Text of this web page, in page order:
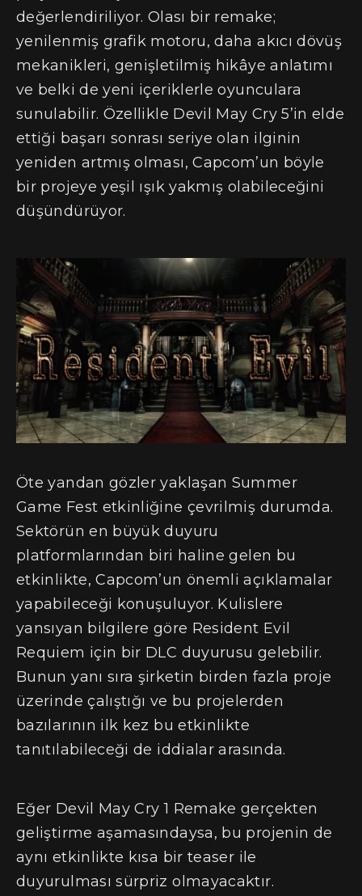
değerlendiriliyor. Olası bir remake;
yenilenmiş grafik motoru, daha akıcı dövüş
mekanikleri, genişletilmiş hikâye anlatımı
ve belki de yeni içeriklerle oyunculara
sunulabilir. Özellikle Devil May Cry 5’in elde
ettiği başarı sonrası seriye olan ilginin
yeniden artmış olması, Capcom’un böyle
bir projeye yeşil ışık yakmış olabileceğini
düşündürüyor.
Öte yandan gözler yaklaşan Summer
Game Fest etkinliğine çevrilmiş durumda.
Sektörün en büyük duyuru
platformlarından biri haline gelen bu
etkinlikte, Capcom’un önemli açıklamalar
yapabileceği konuşuluyor. Kulislere
yansıyan bilgilere göre Resident Evil
Requiem için bir DLC duyurusu gelebilir.
Bunun yanı sıra şirketin birden fazla proje
üzerinde çalıştığı ve bu projelerden
bazılarının ilk kez bu etkinlikte
tanıtılabileceği de iddialar arasında.
Eğer Devil May Cry 1 Remake gerçekten
geliştirme aşamasındaysa, bu projenin de
aynı etkinlikte kısa bir teaser ile
duyurulması sürpriz olmayacaktır.